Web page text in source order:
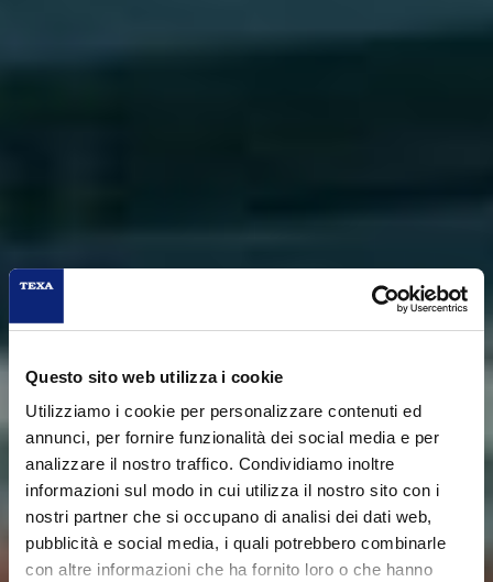
Questo sito web utilizza i cookie
Utilizziamo i cookie per personalizzare contenuti ed
annunci, per fornire funzionalità dei social media e per
analizzare il nostro traffico. Condividiamo inoltre
informazioni sul modo in cui utilizza il nostro sito con i
nostri partner che si occupano di analisi dei dati web,
pubblicità e social media, i quali potrebbero combinarle
con altre informazioni che ha fornito loro o che hanno